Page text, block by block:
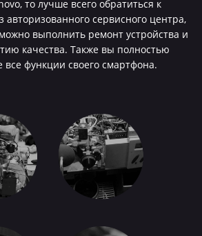
то лучше всего обратиться к
авторизованного сервисного центра,
выполнить ремонт устройства и
качества. Также вы полностью
все функции своего смартфона.